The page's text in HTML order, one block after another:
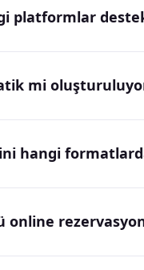
platformlar
mi
hangi
online